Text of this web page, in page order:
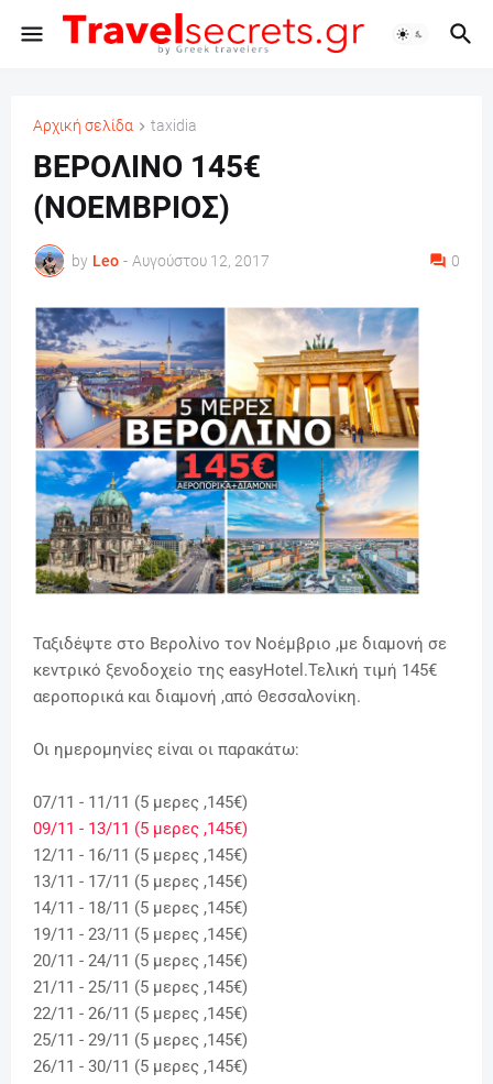
Αρχική σελίδα taxidia
ΒΕΡΟΛΙΝΟ 145€
(ΝΟΕΜΒΡΙΟΣ)
by Leo - Αυγούστου 12, 2017 0
Ταξιδέψτε στο Βερολίνο τον Νοέμβριο ,με διαμονή σε
κεντρικό ξενοδοχείο της easyHotel.Τελική τιμή 145€
αεροπορικά και διαμονή ,από Θεσσαλονίκη.
Οι ημερομηνίες είναι οι παρακάτω:
07/11 - 11/11 (5 μερες ,145€)
09/11 - 13/11 (5 μερες ,145€)
12/11 - 16/11 (5 μερες ,145€)
13/11 - 17/11 (5 μερες ,145€)
14/11 - 18/11 (5 μερες ,145€)
19/11 - 23/11 (5 μερες ,145€)
20/11 - 24/11 (5 μερες ,145€)
21/11 - 25/11 (5 μερες ,145€)
22/11 - 26/11 (5 μερες ,145€)
25/11 - 29/11 (5 μερες ,145€)
26/11 - 30/11 (5 μερες ,145€)